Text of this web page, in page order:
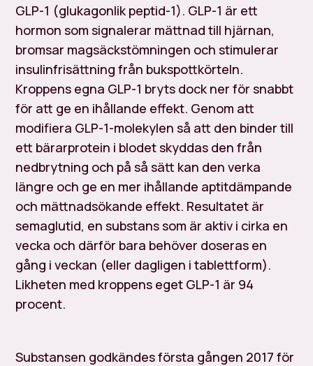
GLP-1 (glukagonlik peptid-1). GLP-1 är ett
hormon som signalerar mättnad till hjärnan,
bromsar magsäckstömningen och stimulerar
insulinfrisättning från bukspottkörteln.
Kroppens egna GLP-1 bryts dock ner för snabbt
för att ge en ihållande effekt. Genom att
modifiera GLP-1-molekylen så att den binder till
ett bärarprotein i blodet skyddas den från
nedbrytning och på så sätt kan den verka
längre och ge en mer ihållande aptitdämpande
och mättnadsökande effekt. Resultatet är
semaglutid, en substans som är aktiv i cirka en
vecka och därför bara behöver doseras en
gång i veckan (eller dagligen i tablettform).
Likheten med kroppens eget GLP-1 är 94
procent.
Substansen godkändes första gången 2017 för